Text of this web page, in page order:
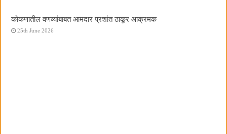
कोकणातील वणव्यांबाबत आमदार प्रशांत ठाकूर आक्रमक
25th June 2026